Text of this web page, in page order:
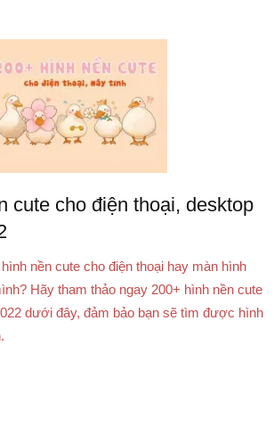
cute cho điện thoại, desktop
nền cute cho điện thoại hay màn hình
Hãy tham thảo ngay 200+ hình nền cute
dưới đây, đảm bảo bạn sẽ tìm được hình